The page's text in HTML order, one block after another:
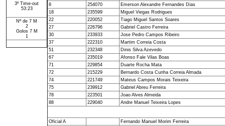
3º Time-out
53:23
Nº de 7 M
2
Golos 7 M
1
8
254070
Emerson Alexandre Fernandes Dias
18
235599
Miguel Viegas Rodrigues
22
220052
Tiago Miguel Santos Soares
27
226796
Gabriel Castro Ferreira
30
233933
Jose Pedro Campos Ribeiro
37
222310
Martim Correia Costa
51
232348
Dinis Silva Azevedo
67
235019
Afonso Fale Vilas Boas
71
229854
Duarte Rocha Mata
72
215229
Bernardo Costa Cunha Correia Almada
74
221749
Mateus Campos Morais Teixeira
75
239912
Gabriel Abreu Ferreira
78
223501
Joao Alves Almeida
88
229040 Andre Manuel Teixeira Lopes
Oficial A
Fernando Manuel Morim Ferreira